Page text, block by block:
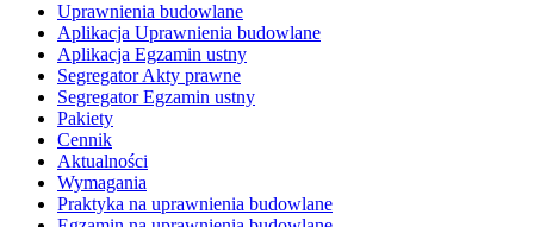
Uprawnienia budowlane
Aplikacja Uprawnienia budowlane
Aplikacja Egzamin ustny
Segregator Akty prawne
Segregator Egzamin ustny
Pakiety
Cennik
Aktualności
Wymagania
Praktyka na uprawnienia budowlane